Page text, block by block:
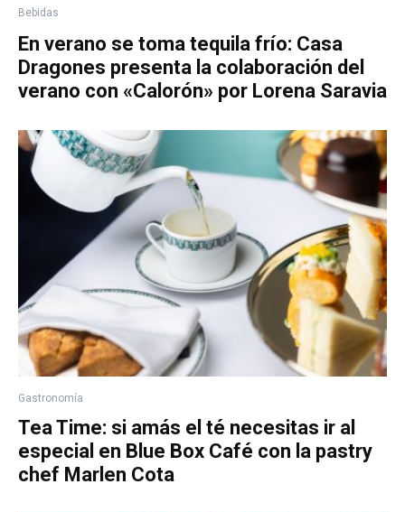
Bebidas
En verano se toma tequila frío: Casa
Dragones presenta la colaboración del
verano con «Calorón» por Lorena Saravia
Gastronomía
Tea Time: si amás el té necesitas ir al
especial en Blue Box Café con la pastry
chef Marlen Cota